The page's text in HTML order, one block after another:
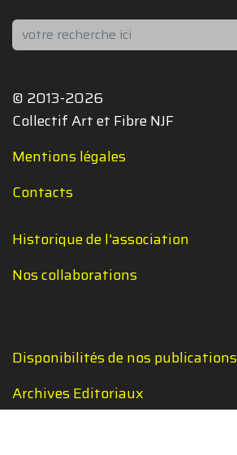
Rechercher
© 2013-2026
Collectif Art et Fibre NJF
Mentions légales
Contacts
Historique de l'association
Nos collaborations
Disponibilités de nos publications
Archives Editoriaux